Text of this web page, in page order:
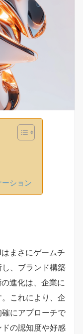
ション
まさにゲームチ
、ブランド構築
進化は、企業に
これにより、企
にアプローチで
の認知度や好感